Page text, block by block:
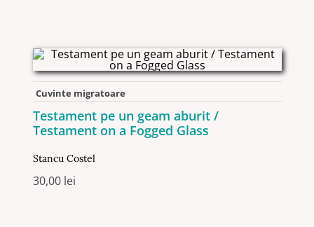
Cuvinte migratoare
Testament pe un geam aburit /
Testament on a Fogged Glass
Stancu Costel
30,00 lei